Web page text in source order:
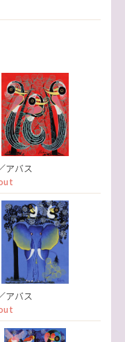
アバス
アバス